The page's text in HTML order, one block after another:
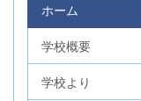
ホーム
学校概要
学校より